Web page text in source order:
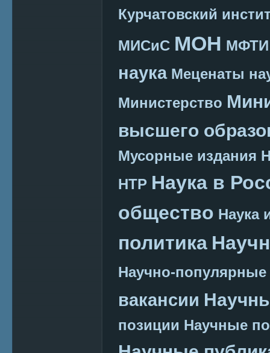
Курчатовский
МИСиС МОН МФТИ
наука Меценаты
Министерство
высшего
Мусорные издания
НТР Наука в
общество Наука
политика
Научно-
вакансии
позиции Научные